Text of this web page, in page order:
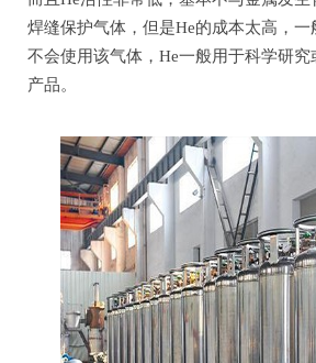
焊缝保护气体，但是He的成本太高，
不会使用该气体，He一般用于科学研
产品。